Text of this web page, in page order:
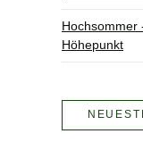
Hochsommer
Höhepunkt